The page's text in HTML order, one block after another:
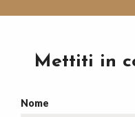
Mettiti in
Nome